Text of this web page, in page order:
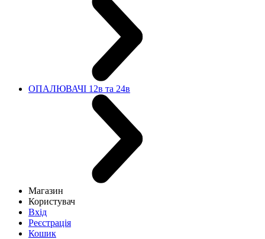
ОПАЛЮВАЧІ 12в та 24в
Магазин
Користувач
Вхід
Реєстрація
Кошик